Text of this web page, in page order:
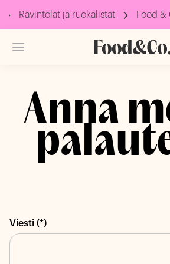
Ravintolat ja ruokalistat Food &
Anna
Viesti